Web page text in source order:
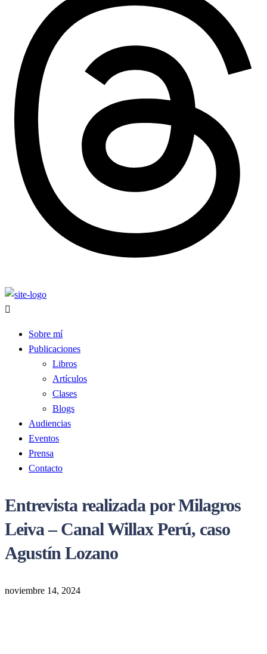
Sobre mí
Publicaciones
Libros
Artículos
Clases
Blogs
Audiencias
Eventos
Prensa
Contacto
Entrevista realizada por Milagros
Leiva – Canal Willax Perú, caso
Agustín Lozano
noviembre 14, 2024